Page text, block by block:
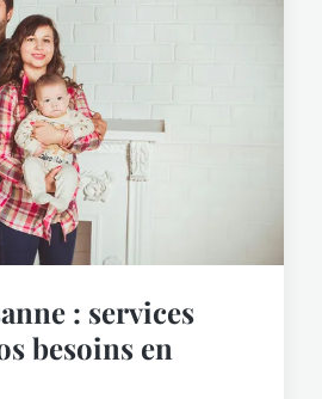
: services
besoins en